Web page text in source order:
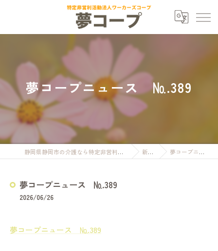
夢コープニュース №.389
静岡県静岡市の介護なら特定非営利活動法人ワーカーズコープ夢コープ 新着情報 夢コープニュース №.389
夢コープニュース №.389
2026/06/26
夢コープニュース №.389